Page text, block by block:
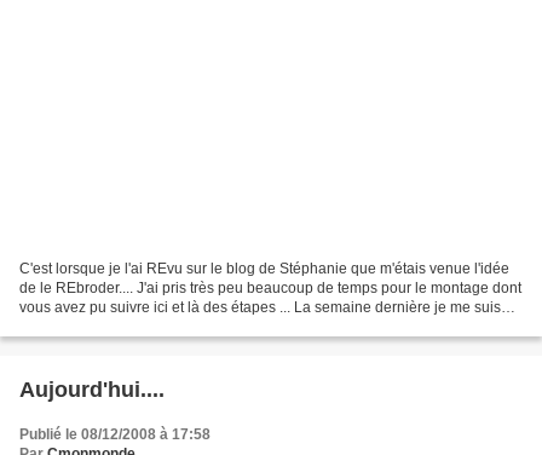
C'est lorsque je l'ai REvu sur le blog de Stéphanie que m'étais venue l'idée
de le REbroder.... J'ai pris très peu beaucoup de temps pour le montage dont
vous avez pu suivre ici et là des étapes ... La semaine dernière je me suis
Aujourd'hui....
Publié le 08/12/2008 à 17:58